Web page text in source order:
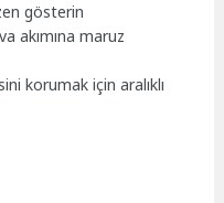
gösterin
akımına maruz
korumak için aralıklı